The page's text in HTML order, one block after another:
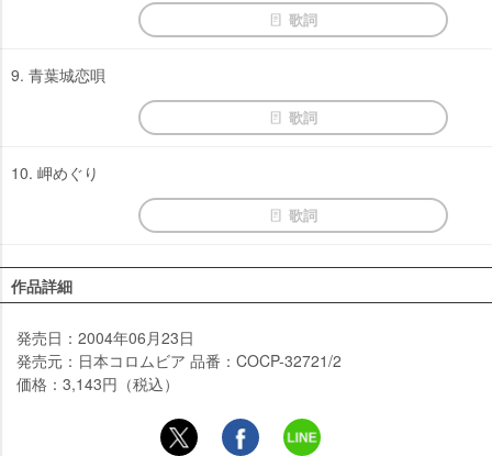
歌詞
9. 青葉城恋唄
歌詞
10. 岬めぐり
歌詞
作品詳細
発売日：2004年06月23日
発売元：日本コロムビア 品番：COCP-32721/2
価格：3,143円（税込）